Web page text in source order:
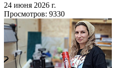
24 июня 2026 г.
Просмотров: 9330